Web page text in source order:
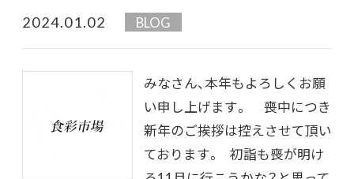
2024.01.02 BLOG
みなさん、本年もよろしくお願
い申し上げます。 喪中につき
新年のご挨拶は控えさせて頂い
ております。 初詣も喪が明け